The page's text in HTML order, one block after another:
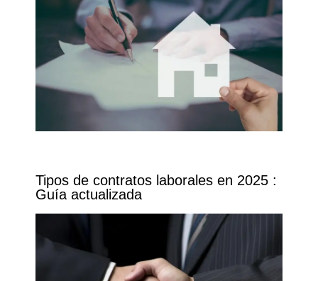
Tipos de contratos laborales en 2025 :
Guía actualizada